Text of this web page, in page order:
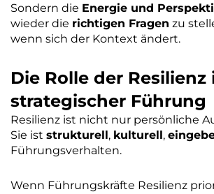
Sondern die Energie und
wieder die richtigen Fragen zu
wenn sich der Kontext ändert.
Die Rolle der Resilienz
strategischer Führung
Resilienz ist nicht nur persönliche
Sie ist strukturell, kulturell,
Führungsverhalten.
Wenn Führungskräfte Resilienz